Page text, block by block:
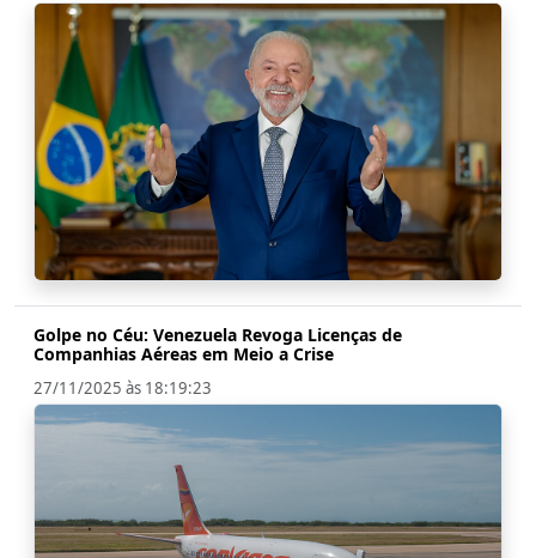
Golpe no Céu: Venezuela Revoga Licenças de
Companhias Aéreas em Meio a Crise
27/11/2025 às 18:19:23